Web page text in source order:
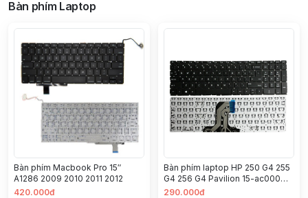
Bàn phím Laptop
Bàn phím Macbook Pro 15″
A1286 2009 2010 2011 2012
420.000đ
Bàn phím laptop HP 250 G4 255
G4 256 G4 Pavilion 15-ac000
15-af000 15-ay000 15-ba000
290.000đ